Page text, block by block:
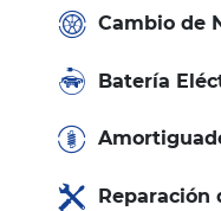
Cambio de
Batería
Reparación